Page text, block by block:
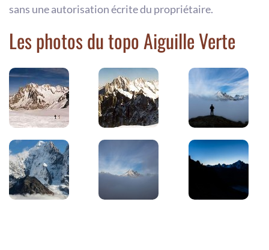
sans une autorisation écrite du propriétaire.
Les photos du topo Aiguille Verte